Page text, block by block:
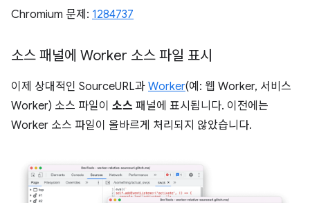
Chromium 문제: 1284737
소스 패널에 Worker 소스 파일 표시
이제 상대적인 SourceURL과 Worker(예: 웹 Worker, 서비스
Worker) 소스 파일이 소스 패널에 표시됩니다. 이전에는
Worker 소스 파일이 올바르게 처리되지 않았습니다.